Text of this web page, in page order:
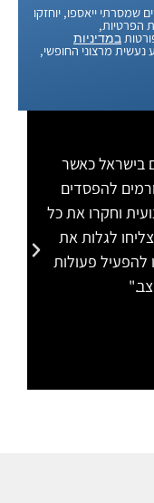
שמסרתי ייאספו, יוחזקו
הפרטיות,
במדיניות
נעשית מרצוני החופשי,
בישראל כאשר
להפסדים
וחקרו את כל
לגלות את
להפעיל פעולות